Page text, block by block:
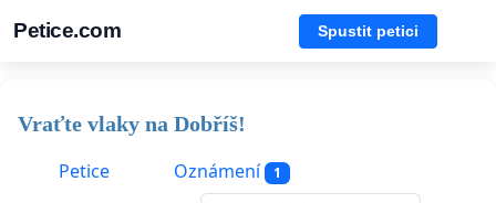
Petice.com Spustit petici
Vraťte vlaky na Dobříš!
Petice
Oznámení 1